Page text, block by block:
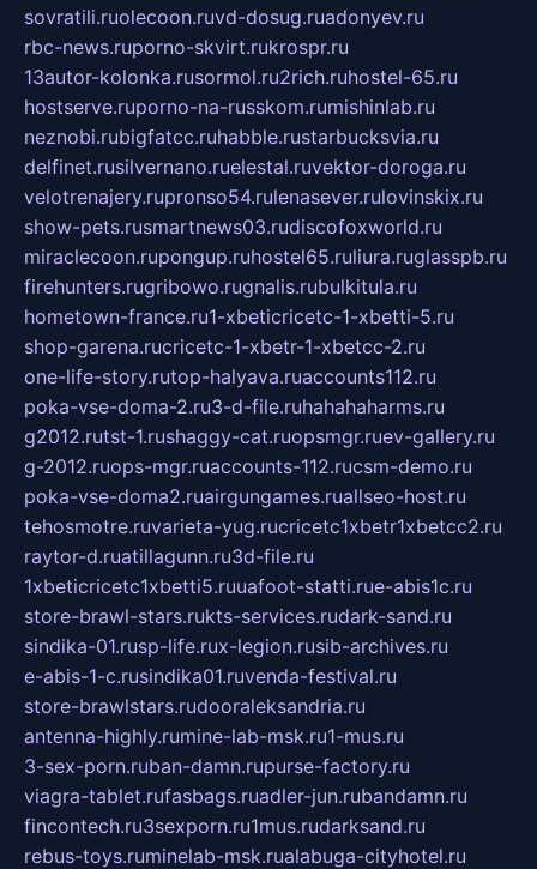
sovratili.ruolecoon.ruvd-dosug.ruadonyev.ru
rbc-news.ruporno-skvirt.rukrospr.ru
13autor-kolonka.rusormol.ru2rich.ruhostel-65.ru
hostserve.ruporno-na-russkom.rumishinlab.ru
neznobi.rubigfatcc.ruhabble.rustarbucksvia.ru
delfinet.rusilvernano.ruelestal.ruvektor-doroga.ru
velotrenajery.rupronso54.rulenasever.rulovinskix.ru
show-pets.rusmartnews03.rudiscofoxworld.ru
miraclecoon.rupongup.ruhostel65.ruliura.ruglasspb.ru
firehunters.rugribowo.rugnalis.rubulkitula.ru
hometown-france.ru1-xbeticricetc-1-xbetti-5.ru
shop-garena.rucricetc-1-xbetr-1-xbetcc-2.ru
one-life-story.rutop-halyava.ruaccounts112.ru
poka-vse-doma-2.ru3-d-file.ruhahahaharms.ru
g2012.rutst-1.rushaggy-cat.ruopsmgr.ruev-gallery.ru
g-2012.ruops-mgr.ruaccounts-112.rucsm-demo.ru
poka-vse-doma2.ruairgungames.ruallseo-host.ru
tehosmotre.ruvarieta-yug.rucricetc1xbetr1xbetcc2.ru
raytor-d.ruatillagunn.ru3d-file.ru
1xbeticricetc1xbetti5.ruuafoot-statti.rue-abis1c.ru
store-brawl-stars.rukts-services.rudark-sand.ru
sindika-01.rusp-life.rux-legion.rusib-archives.ru
e-abis-1-c.rusindika01.ruvenda-festival.ru
store-brawlstars.rudooraleksandria.ru
antenna-highly.rumine-lab-msk.ru1-mus.ru
3-sex-porn.ruban-damn.rupurse-factory.ru
viagra-tablet.rufasbags.ruadler-jun.rubandamn.ru
fincontech.ru3sexporn.ru1mus.rudarksand.ru
rebus-toys.ruminelab-msk.rualabuga-cityhotel.ru